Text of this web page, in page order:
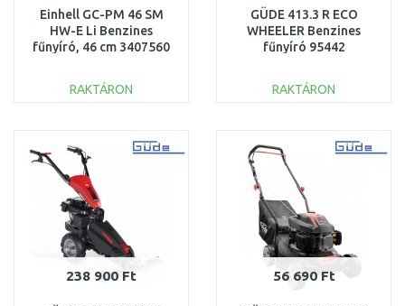
Einhell GC-PM 46 SM
HW-E Li Benzines
fűnyíró, 46 cm 3407560
RAKTÁRON
Összehasonlítás
GÜDE 413.3 R ECO
WHEELER Benzines
fűnyíró 95442
RAKTÁRON
Összehasonlítás
238 900 Ft 56 690 Ft